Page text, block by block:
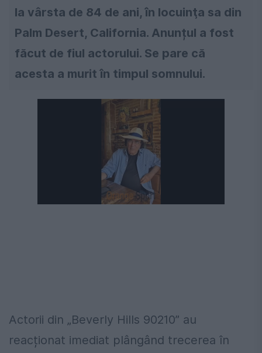
la vârsta de 84 de ani, în locuinţa sa din
Palm Desert, California. Anunțul a fost
făcut de fiul actorului. Se pare că
acesta a murit în timpul somnului.
Actorii din „Beverly Hills 90210” au
reacționat imediat plângând trecerea în